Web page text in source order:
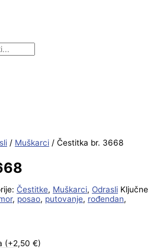
/ Muškarci / Čestitka br. 3668
Čestitke, Muškarci, Odrasli Ključne
, posao, putovanje, rođendan,
(+2,50 €)